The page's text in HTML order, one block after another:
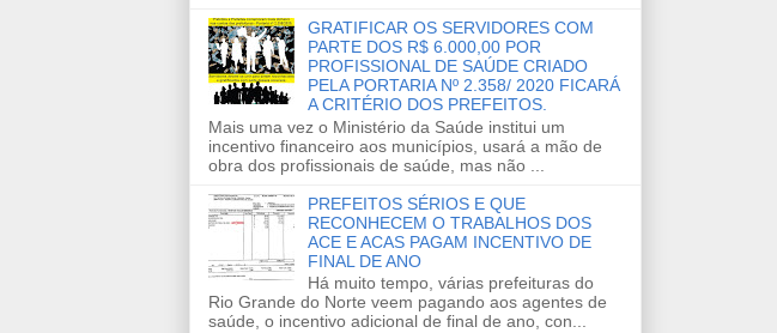
GRATIFICAR OS SERVIDORES COM
PARTE DOS R$ 6.000,00 POR
PROFISSIONAL DE SAÚDE CRIADO
PELA PORTARIA Nº 2.358/ 2020 FICARÁ
A CRITÉRIO DOS PREFEITOS.
Mais uma vez o Ministério da Saúde institui um
incentivo financeiro aos municípios, usará a mão de
obra dos profissionais de saúde, mas não ...
PREFEITOS SÉRIOS E QUE
RECONHECEM O TRABALHOS DOS
ACE E ACAS PAGAM INCENTIVO DE
FINAL DE ANO
Há muito tempo, várias prefeituras do
Rio Grande do Norte veem pagando aos agentes de
saúde, o incentivo adicional de final de ano, con...